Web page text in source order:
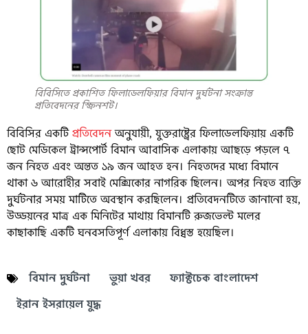
বিবিসিতে প্রকাশিত ফিলাডেলফিয়ার বিমান দুর্ঘটনা সংক্রান্ত
প্রতিবেদনের স্ক্রিনশট।
বিবিসির একটিপ্রতিবেদনঅনুযায়ী, যুক্তরাষ্ট্রের ফিলাডেলফিয়ায় একটি
ছোট মেডিকেল ট্রান্সপোর্ট বিমান আবাসিক এলাকায় আছড়ে পড়লে ৭
জন নিহত এবং অন্তত ১৯ জন আহত হন। নিহতদের মধ্যে বিমানে
থাকা ৬ আরোহীর সবাই মেক্সিকোর নাগরিক ছিলেন। অপর নিহত ব্যক্তি
দুর্ঘটনার সময় মাটিতে অবস্থান করছিলেন। প্রতিবেদনটিতে জানানো হয়,
উড্ডয়নের মাত্র এক মিনিটের মাথায় বিমানটি রুজভেল্ট মলের
কাছাকাছি একটি ঘনবসতিপূর্ণ এলাকায় বিধ্বস্ত হয়েছিল।
বিমান দুর্ঘটনা ভুয়া খবর
ফ্যাক্টচেক বাংলাদেশ
ইরান ইসরায়েল যুদ্ধ